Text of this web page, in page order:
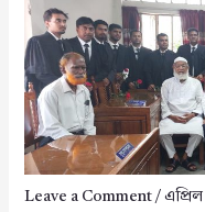
Leave a Comment /